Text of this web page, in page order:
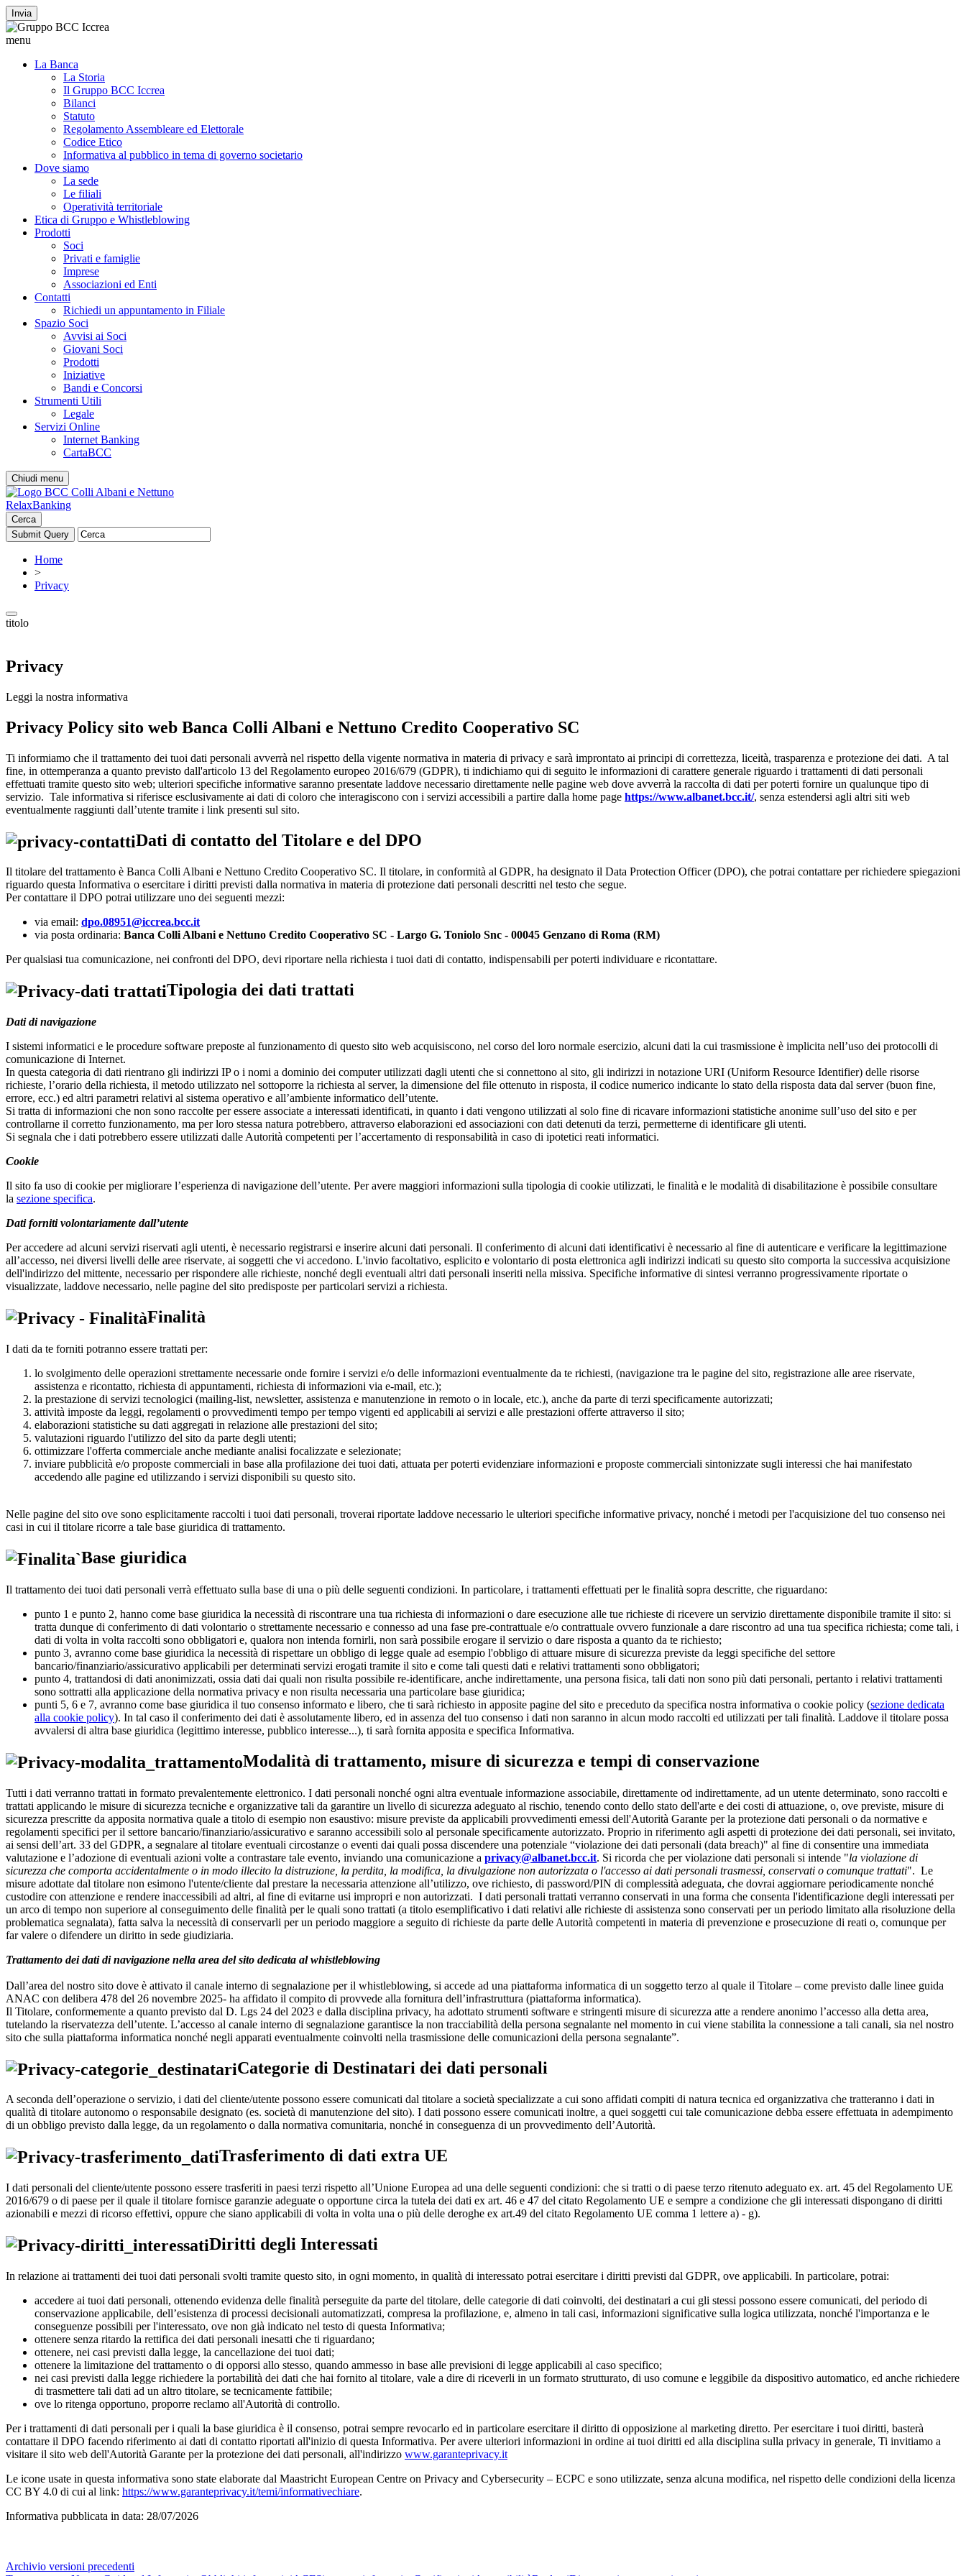
Invia
menu
La Banca
La Storia
Il Gruppo BCC Iccrea
Bilanci
Statuto
Regolamento Assembleare ed Elettorale
Codice Etico
Informativa al pubblico in tema di governo societario
Dove siamo
La sede
Le filiali
Operatività territoriale
Etica di Gruppo e Whistleblowing
Prodotti
Soci
Privati e famiglie
Imprese
Associazioni ed Enti
Contatti
Richiedi un appuntamento in Filiale
Spazio Soci
Avvisi ai Soci
Giovani Soci
Prodotti
Iniziative
Bandi e Concorsi
Strumenti Utili
Legale
Servizi Online
Internet Banking
CartaBCC
Chiudi menu
RelaxBanking
Cerca
Home
>
Privacy
titolo
Privacy
Leggi la nostra informativa
Privacy Policy sito web Banca Colli Albani e Nettuno Credito Cooperativo SC
Ti informiamo che il trattamento dei tuoi dati personali avverrà nel rispetto della vigente normativa in materia di privacy e sarà improntato ai principi di correttezza, liceità, trasparenza e protezione dei dati. A tal
fine, in ottemperanza a quanto previsto dall'articolo 13 del Regolamento europeo 2016/679 (GDPR), ti indichiamo qui di seguito le informazioni di carattere generale riguardo i trattamenti di dati personali
effettuati tramite questo sito web; ulteriori specifiche informative saranno presentate laddove necessario direttamente nelle pagine web dove avverrà la raccolta di dati per poterti fornire un qualunque tipo di
servizio. Tale informativa si riferisce esclusivamente ai dati di coloro che interagiscono con i servizi accessibili a partire dalla home page https://www.albanet.bcc.it/, senza estendersi agli altri siti web
eventualmente raggiunti dall’utente tramite i link presenti sul sito.
Dati di contatto del Titolare e del DPO
Il titolare del trattamento è Banca Colli Albani e Nettuno Credito Cooperativo SC. Il titolare, in conformità al GDPR, ha designato il Data Protection Officer (DPO), che potrai contattare per richiedere spiegazioni
riguardo questa Informativa o esercitare i diritti previsti dalla normativa in materia di protezione dati personali descritti nel testo che segue.
Per contattare il DPO potrai utilizzare uno dei seguenti mezzi:
via email: dpo.08951@iccrea.bcc.it
via posta ordinaria: Banca Colli Albani e Nettuno Credito Cooperativo SC - Largo G. Toniolo Snc - 00045 Genzano di Roma (RM)
Per qualsiasi tua comunicazione, nei confronti del DPO, devi riportare nella richiesta i tuoi dati di contatto, indispensabili per poterti individuare e ricontattare.
Tipologia dei dati trattati
Dati di navigazione
I sistemi informatici e le procedure software preposte al funzionamento di questo sito web acquisiscono, nel corso del loro normale esercizio, alcuni dati la cui trasmissione è implicita nell’uso dei protocolli di
comunicazione di Internet.
In questa categoria di dati rientrano gli indirizzi IP o i nomi a dominio dei computer utilizzati dagli utenti che si connettono al sito, gli indirizzi in notazione URI (Uniform Resource Identifier) delle risorse
richieste, l’orario della richiesta, il metodo utilizzato nel sottoporre la richiesta al server, la dimensione del file ottenuto in risposta, il codice numerico indicante lo stato della risposta data dal server (buon fine,
errore, ecc.) ed altri parametri relativi al sistema operativo e all’ambiente informatico dell’utente.
Si tratta di informazioni che non sono raccolte per essere associate a interessati identificati, in quanto i dati vengono utilizzati al solo fine di ricavare informazioni statistiche anonime sull’uso del sito e per
controllarne il corretto funzionamento, ma per loro stessa natura potrebbero, attraverso elaborazioni ed associazioni con dati detenuti da terzi, permetterne di identificare gli utenti.
Si segnala che i dati potrebbero essere utilizzati dalle Autorità competenti per l’accertamento di responsabilità in caso di ipotetici reati informatici.
Cookie
Il sito fa uso di cookie per migliorare l’esperienza di navigazione dell’utente. Per avere maggiori informazioni sulla tipologia di cookie utilizzati, le finalità e le modalità di disabilitazione è possibile consultare
la sezione specifica.
Dati forniti volontariamente dall’utente
Per accedere ad alcuni servizi riservati agli utenti, è necessario registrarsi e inserire alcuni dati personali. Il conferimento di alcuni dati identificativi è necessario al fine di autenticare e verificare la legittimazione
all’accesso, nei diversi livelli delle aree riservate, ai soggetti che vi accedono. L'invio facoltativo, esplicito e volontario di posta elettronica agli indirizzi indicati su questo sito comporta la successiva acquisizione
dell'indirizzo del mittente, necessario per rispondere alle richieste, nonché degli eventuali altri dati personali inseriti nella missiva. Specifiche informative di sintesi verranno progressivamente riportate o
visualizzate, laddove necessario, nelle pagine del sito predisposte per particolari servizi a richiesta.
Finalità
I dati da te forniti potranno essere trattati per:
lo svolgimento delle operazioni strettamente necessarie onde fornire i servizi e/o delle informazioni eventualmente da te richiesti, (navigazione tra le pagine del sito, registrazione alle aree riservate,
assistenza e ricontatto, richiesta di appuntamenti, richiesta di informazioni via e-mail, etc.);
la prestazione di servizi tecnologici (mailing-list, newsletter, assistenza e manutenzione in remoto o in locale, etc.), anche da parte di terzi specificamente autorizzati;
attività imposte da leggi, regolamenti o provvedimenti tempo per tempo vigenti ed applicabili ai servizi e alle prestazioni offerte attraverso il sito;
elaborazioni statistiche su dati aggregati in relazione alle prestazioni del sito;
valutazioni riguardo l'utilizzo del sito da parte degli utenti;
ottimizzare l'offerta commerciale anche mediante analisi focalizzate e selezionate;
inviare pubblicità e/o proposte commerciali in base alla profilazione dei tuoi dati, attuata per poterti evidenziare informazioni e proposte commerciali sintonizzate sugli interessi che hai manifestato
accedendo alle pagine ed utilizzando i servizi disponibili su questo sito.
Nelle pagine del sito ove sono esplicitamente raccolti i tuoi dati personali, troverai riportate laddove necessario le ulteriori specifiche informative privacy, nonché i metodi per l'acquisizione del tuo consenso nei
casi in cui il titolare ricorre a tale base giuridica di trattamento.
Base giuridica
Il trattamento dei tuoi dati personali verrà effettuato sulla base di una o più delle seguenti condizioni. In particolare, i trattamenti effettuati per le finalità sopra descritte, che riguardano:
punto 1 e punto 2, hanno come base giuridica la necessità di riscontrare una tua richiesta di informazioni o dare esecuzione alle tue richieste di ricevere un servizio direttamente disponibile tramite il sito: si
tratta dunque di conferimento di dati volontario o strettamente necessario e connesso ad una fase pre-contrattuale e/o contrattuale ovvero funzionale a dare riscontro ad una tua specifica richiesta; come tali, i
dati di volta in volta raccolti sono obbligatori e, qualora non intenda fornirli, non sarà possibile erogare il servizio o dare risposta a quanto da te richiesto;
punto 3, avranno come base giuridica la necessità di rispettare un obbligo di legge quale ad esempio l'obbligo di attuare misure di sicurezza previste da leggi specifiche del settore
bancario/finanziario/assicurativo applicabili per determinati servizi erogati tramite il sito e come tali questi dati e relativi trattamenti sono obbligatori;
punto 4, trattandosi di dati anonimizzati, ossia dati dai quali non risulta possibile re-identificare, anche indirettamente, una persona fisica, tali dati non sono più dati personali, pertanto i relativi trattamenti
sono sottratti alla applicazione della normativa privacy e non risulta necessaria una particolare base giuridica;
punti 5, 6 e 7, avranno come base giuridica il tuo consenso informato e libero, che ti sarà richiesto in apposite pagine del sito e preceduto da specifica nostra informativa o cookie policy (sezione dedicata
alla cookie policy). In tal caso il conferimento dei dati è assolutamente libero, ed in assenza del tuo consenso i dati non saranno in alcun modo raccolti ed utilizzati per tali finalità. Laddove il titolare possa
avvalersi di altra base giuridica (legittimo interesse, pubblico interesse...), ti sarà fornita apposita e specifica Informativa.
Modalità di trattamento, misure di sicurezza e tempi di conservazione
Tutti i dati verranno trattati in formato prevalentemente elettronico. I dati personali nonché ogni altra eventuale informazione associabile, direttamente od indirettamente, ad un utente determinato, sono raccolti e
trattati applicando le misure di sicurezza tecniche e organizzative tali da garantire un livello di sicurezza adeguato al rischio, tenendo conto dello stato dell'arte e dei costi di attuazione, o, ove previste, misure di
sicurezza prescritte da apposita normativa quale a titolo di esempio non esaustivo: misure previste da applicabili provvedimenti emessi dell'Autorità Garante per la protezione dati personali o da normative e
regolamenti specifici per il settore bancario/finanziario/assicurativo e saranno accessibili solo al personale specificamente autorizzato. Proprio in riferimento agli aspetti di protezione dei dati personali, sei invitato,
ai sensi dell’art. 33 del GDPR, a segnalare al titolare eventuali circostanze o eventi dai quali possa discendere una potenziale “violazione dei dati personali (data breach)" al fine di consentire una immediata
valutazione e l’adozione di eventuali azioni volte a contrastare tale evento, inviando una comunicazione a privacy@albanet.bcc.it. Si ricorda che per violazione dati personali si intende "la violazione di
sicurezza che comporta accidentalmente o in modo illecito la distruzione, la perdita, la modifica, la divulgazione non autorizzata o l'accesso ai dati personali trasmessi, conservati o comunque trattati". Le
misure adottate dal titolare non esimono l'utente/cliente dal prestare la necessaria attenzione all’utilizzo, ove richiesto, di password/PIN di complessità adeguata, che dovrai aggiornare periodicamente nonché
custodire con attenzione e rendere inaccessibili ad altri, al fine di evitarne usi impropri e non autorizzati. I dati personali trattati verranno conservati in una forma che consenta l'identificazione degli interessati per
un arco di tempo non superiore al conseguimento delle finalità per le quali sono trattati (a titolo esemplificativo i dati relativi alle richieste di assistenza sono conservati per un periodo limitato alla risoluzione della
problematica segnalata), fatta salva la necessità di conservarli per un periodo maggiore a seguito di richieste da parte delle Autorità competenti in materia di prevenzione e prosecuzione di reati o, comunque per
far valere o difendere un diritto in sede giudiziaria.
Trattamento dei dati di navigazione nella area del sito dedicata al whistleblowing
Dall’area del nostro sito dove è attivato il canale interno di segnalazione per il whistleblowing, si accede ad una piattaforma informatica di un soggetto terzo al quale il Titolare – come previsto dalle linee guida
ANAC con delibera 478 del 26 novembre 2025- ha affidato il compito di provvede alla fornitura dell’infrastruttura (piattaforma informatica).
Il Titolare, conformemente a quanto previsto dal D. Lgs 24 del 2023 e dalla disciplina privacy, ha adottato strumenti software e stringenti misure di sicurezza atte a rendere anonimo l’accesso alla detta area,
tutelando la riservatezza dell’utente. L’accesso al canale interno di segnalazione garantisce la non tracciabilità della persona segnalante nel momento in cui viene stabilita la connessione a tali canali, sia nel nostro
sito che sulla piattaforma informatica nonché negli apparati eventualmente coinvolti nella trasmissione delle comunicazioni della persona segnalante”.
Categorie di Destinatari dei dati personali
A seconda dell’operazione o servizio, i dati del cliente/utente possono essere comunicati dal titolare a società specializzate a cui sono affidati compiti di natura tecnica ed organizzativa che tratteranno i dati in
qualità di titolare autonomo o responsabile designato (es. società di manutenzione del sito). I dati possono essere comunicati inoltre, a quei soggetti cui tale comunicazione debba essere effettuata in adempimento
di un obbligo previsto dalla legge, da un regolamento o dalla normativa comunitaria, nonché in conseguenza di un provvedimento dell’Autorità.
Trasferimento di dati extra UE
I dati personali del cliente/utente possono essere trasferiti in paesi terzi rispetto all’Unione Europea ad una delle seguenti condizioni: che si tratti o di paese terzo ritenuto adeguato ex. art. 45 del Regolamento UE
2016/679 o di paese per il quale il titolare fornisce garanzie adeguate o opportune circa la tutela dei dati ex art. 46 e 47 del citato Regolamento UE e sempre a condizione che gli interessati dispongano di diritti
azionabili e mezzi di ricorso effettivi, oppure che siano applicabili di volta in volta una o più delle deroghe ex art.49 del citato Regolamento UE comma 1 lettere a) - g).
Diritti degli Interessati
In relazione ai trattamenti dei tuoi dati personali svolti tramite questo sito, in ogni momento, in qualità di interessato potrai esercitare i diritti previsti dal GDPR, ove applicabili. In particolare, potrai:
accedere ai tuoi dati personali, ottenendo evidenza delle finalità perseguite da parte del titolare, delle categorie di dati coinvolti, dei destinatari a cui gli stessi possono essere comunicati, del periodo di
conservazione applicabile, dell’esistenza di processi decisionali automatizzati, compresa la profilazione, e, almeno in tali casi, informazioni significative sulla logica utilizzata, nonché l'importanza e le
conseguenze possibili per l'interessato, ove non già indicato nel testo di questa Informativa;
ottenere senza ritardo la rettifica dei dati personali inesatti che ti riguardano;
ottenere, nei casi previsti dalla legge, la cancellazione dei tuoi dati;
ottenere la limitazione del trattamento o di opporsi allo stesso, quando ammesso in base alle previsioni di legge applicabili al caso specifico;
nei casi previsti dalla legge richiedere la portabilità dei dati che hai fornito al titolare, vale a dire di riceverli in un formato strutturato, di uso comune e leggibile da dispositivo automatico, ed anche richiedere
di trasmettere tali dati ad un altro titolare, se tecnicamente fattibile;
ove lo ritenga opportuno, proporre reclamo all'Autorità di controllo.
Per i trattamenti di dati personali per i quali la base giuridica è il consenso, potrai sempre revocarlo ed in particolare esercitare il diritto di opposizione al marketing diretto. Per esercitare i tuoi diritti, basterà
contattare il DPO facendo riferimento ai dati di contatto riportati all'inizio di questa Informativa. Per avere ulteriori informazioni in ordine ai tuoi diritti ed alla disciplina sulla privacy in generale, Ti invitiamo a
visitare il sito web dell'Autorità Garante per la protezione dei dati personali, all'indirizzo www.garanteprivacy.it
Le icone usate in questa informativa sono state elaborate dal Maastricht European Centre on Privacy and Cybersecurity – ECPC e sono utilizzate, senza alcuna modifica, nel rispetto delle condizioni della licenza
CC BY 4.0 di cui al link: https://www.garanteprivacy.it/temi/informativechiare.
Informativa pubblicata in data: 28/07/2026
Archivio versioni precedenti